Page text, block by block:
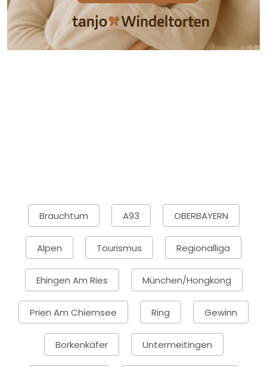
Brauchtum A93 OBERBAYERN
Alpen Tourismus Regionalliga
Ehingen Am Ries München/Hongkong
Prien Am Chiemsee Ring Gewinn
Borkenkäfer Untermeitingen